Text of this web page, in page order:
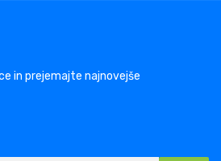
in prejemajte najnovejše